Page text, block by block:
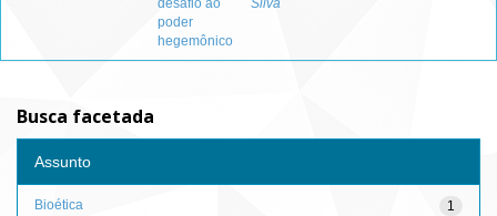
desafio ao
poder
hegemônico
Silva
Busca facetada
Assunto
1
Bioética